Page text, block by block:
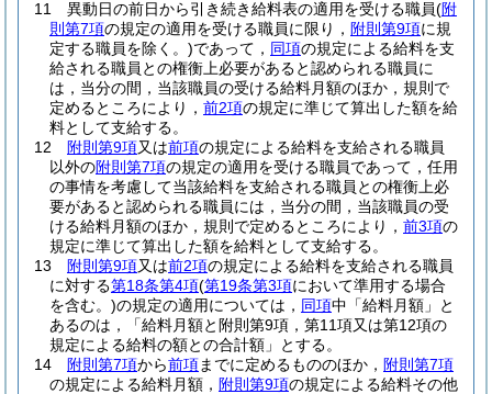
11
異動日の前日から引き続き給料表の適用を受ける職員(附
則第7項の規定の適用を受ける職員に限り， 附則第9項に規
定する職員を除く。)であって， 同項の規定による給料を支
給される職員との権衡上必要があると認められる職員に
は，当分の間，当該職員の受ける給料月額のほか，規則で
定めるところにより， 前2項の規定に準じて算出した額を給
料として支給する。
12
附則第9項又は前項の規定による給料を支給される職員
以外の附則第7項の規定の適用を受ける職員であって，任用
の事情を考慮して当該給料を支給される職員との権衡上必
要があると認められる職員には，当分の間，当該職員の受
ける給料月額のほか，規則で定めるところにより， 前3項の
規定に準じて算出した額を給料として支給する。
13
附則第9項又は前2項の規定による給料を支給される職員
に対する第18条第4項(第19条第3項において準用する場合
を含む。)の規定の適用については， 同項中「給料月額」と
あるのは，「給料月額と附則第9項，第11項又は第12項の
規定による給料の額との合計額」とする。
14
附則第7項から前項までに定めるもののほか， 附則第7項
の規定による給料月額， 附則第9項の規定による給料その他